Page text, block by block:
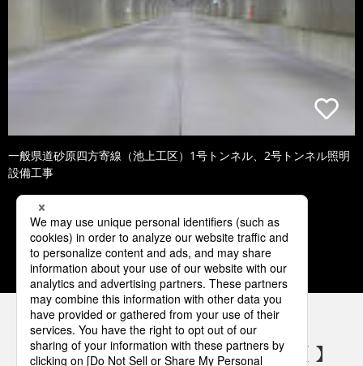
一般県道砂原四方寄線（池上工区）1号トンネル、2号トンネル照明
設備工事
1 2 3 4 5
パナソニックの電気設備 SNSアカウント